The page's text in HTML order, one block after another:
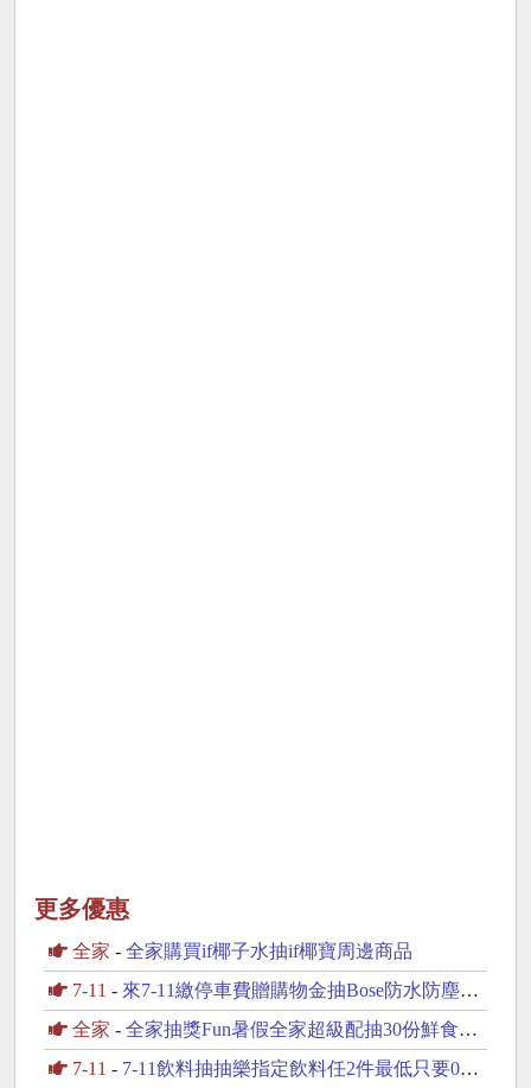
更多優惠
全家 - 全家購買if椰子水抽if椰寶周邊商品
7-11 - 來7-11繳停車費贈購物金抽Bose防水防塵藍芽喇叭
全家 - 全家抽獎Fun暑假全家超級配抽30份鮮食咖啡飲品
7-11 - 7-11飲料抽抽樂指定飲料任2件最低只要0元起